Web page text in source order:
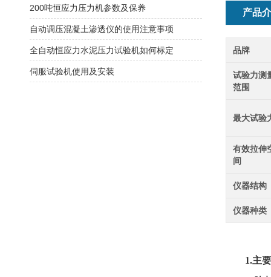
产品
品牌
试验力测
范围
最大试验
有效拉伸
间
仪器结构
仪器种类
1.主
200吨恒应力压力机参数及保养
自动调压混凝土渗透仪的使用注意事项
全自动恒应力水泥压力试验机如何标定
伺服试验机使用及安装